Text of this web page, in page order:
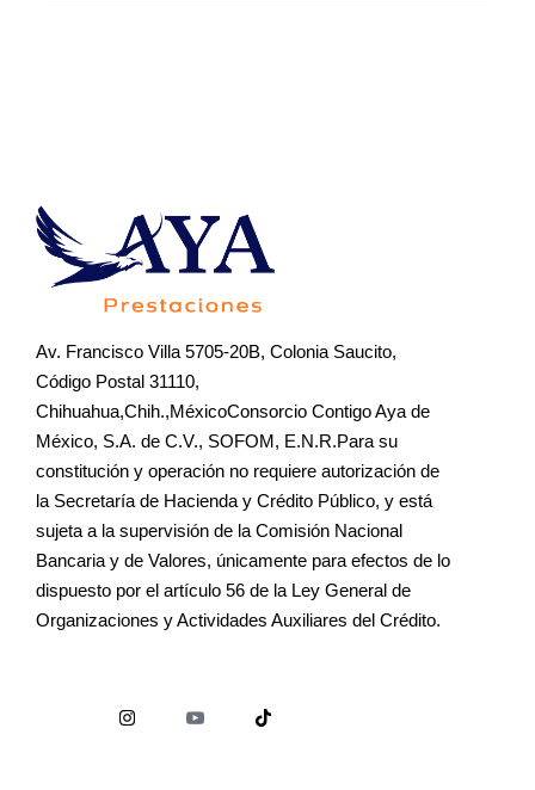
Av. Francisco Villa 5705-20B, Colonia Saucito,
Código Postal 31110,
Chihuahua,Chih.,MéxicoConsorcio Contigo Aya de
México, S.A. de C.V., SOFOM, E.N.R.Para su
constitución y operación no requiere autorización de
la Secretaría de Hacienda y Crédito Público, y está
sujeta a la supervisión de la Comisión Nacional
Bancaria y de Valores, únicamente para efectos de lo
dispuesto por el artículo 56 de la Ley General de
Organizaciones y Actividades Auxiliares del Crédito.